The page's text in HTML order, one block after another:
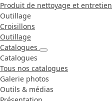
Produit de nettoyage et entretien
Outillage
Croisillons
Outillage
Catalogues
Catalogues
Tous nos catalogues
Galerie photos
Outils & médias